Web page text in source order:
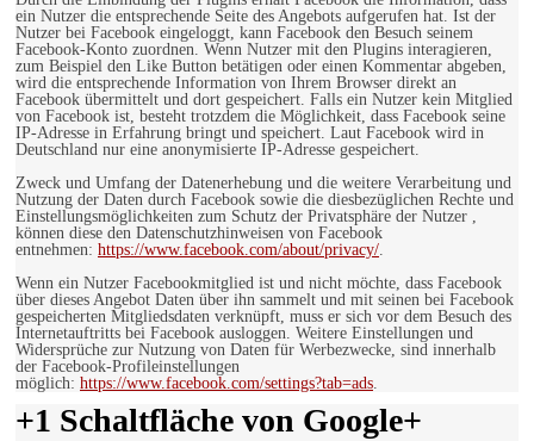
ein Nutzer die entsprechende Seite des Angebots aufgerufen hat. Ist der
Nutzer bei Facebook eingeloggt, kann Facebook den Besuch seinem
Facebook-Konto zuordnen. Wenn Nutzer mit den Plugins interagieren,
zum Beispiel den Like Button betätigen oder einen Kommentar abgeben,
wird die entsprechende Information von Ihrem Browser direkt an
Facebook übermittelt und dort gespeichert. Falls ein Nutzer kein Mitglied
von Facebook ist, besteht trotzdem die Möglichkeit, dass Facebook seine
IP-Adresse in Erfahrung bringt und speichert. Laut Facebook wird in
Deutschland nur eine anonymisierte IP-Adresse gespeichert.
Zweck und Umfang der Datenerhebung und die weitere Verarbeitung und
Nutzung der Daten durch Facebook sowie die diesbezüglichen Rechte und
Einstellungsmöglichkeiten zum Schutz der Privatsphäre der Nutzer ,
können diese den Datenschutzhinweisen von Facebook
entnehmen: https://www.facebook.com/about/privacy/.
Wenn ein Nutzer Facebookmitglied ist und nicht möchte, dass Facebook
über dieses Angebot Daten über ihn sammelt und mit seinen bei Facebook
gespeicherten Mitgliedsdaten verknüpft, muss er sich vor dem Besuch des
Internetauftritts bei Facebook ausloggen. Weitere Einstellungen und
Widersprüche zur Nutzung von Daten für Werbezwecke, sind innerhalb
der Facebook-Profileinstellungen
möglich: https://www.facebook.com/settings?tab=ads.
+1 Schaltfläche von Google+